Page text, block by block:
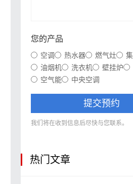
您的产品
空调 热水器 燃气灶
油烟机
洗衣机 壁挂炉
空气能
中央空调
提交预约
我们将在收到信息后尽快与您联系。
热门文章